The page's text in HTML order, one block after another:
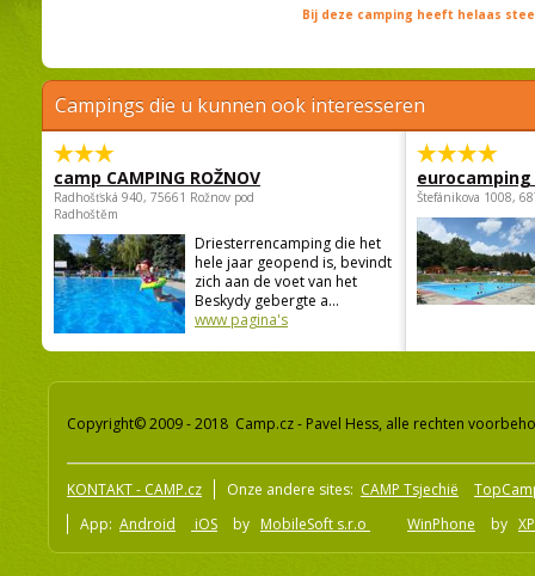
Bij deze camping heeft helaas
Campings die u kunnen ook interesseren
camp CAMPING ROŽNOV
Radhošťská 940, 75661 Rožnov pod
Radhoštěm
Driesterrencamping die het
hele jaar geopend is, bevindt
zich aan de voet van het
Beskydy gebergte a...
www pagina's
Štefánikova 1008,
Copyright© 2009 - 2018 Camp.cz - Pavel Hess, alle rechten
KONTAKT - CAMP.cz Onze andere sites: CAMP Tsjechië
App: Android iOS by MobileSoft s.r.o WinPhone by